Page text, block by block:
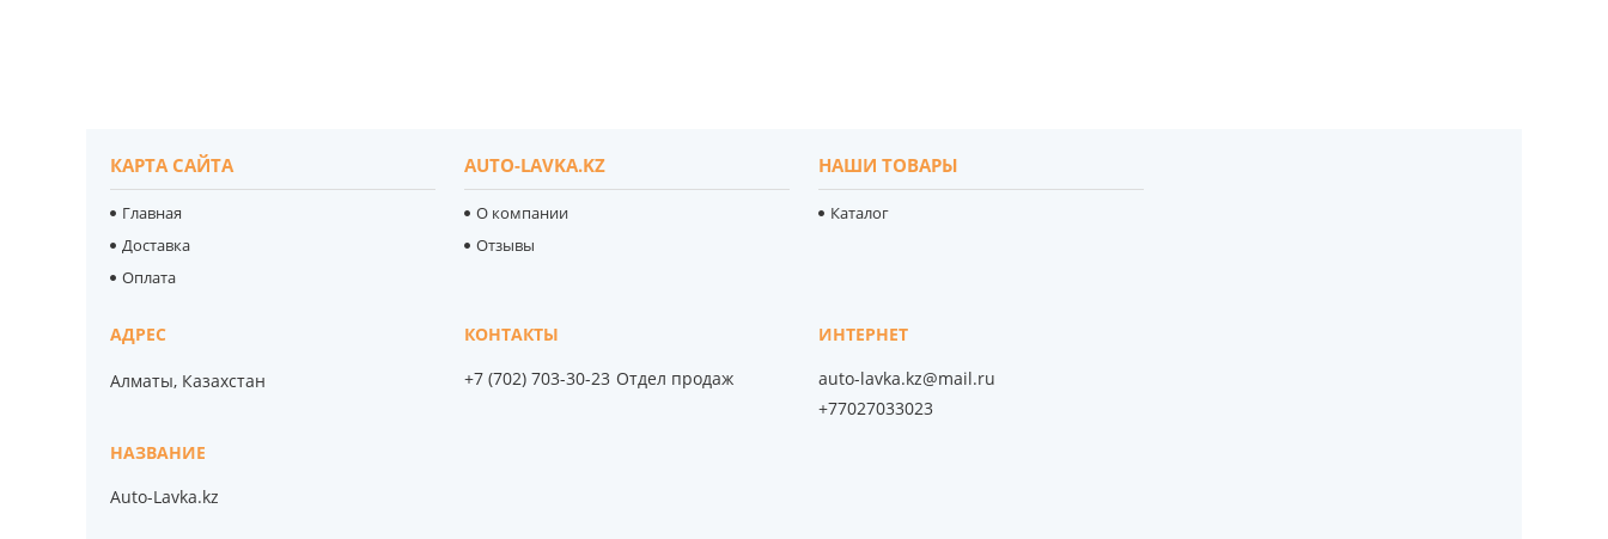
КАРТА САЙТА
Главная
Доставка
Оплата
AUTO-LAVKA.KZ
О компании
Отзывы
НАШИ ТОВАРЫ
Каталог
Алматы, Казахстан
Auto-Lavka.kz
+7 (702) 703-30-23 Отдел продаж
auto-lavka.kz@mail.ru
+77027033023